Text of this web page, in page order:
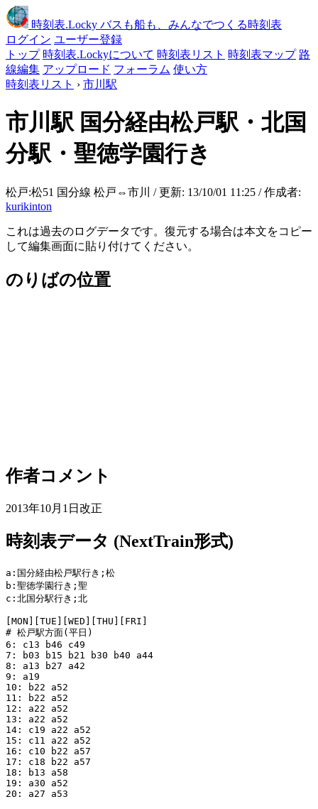
時刻表.Locky バスも船も、みんなでつくる時刻表
ログイン ユーザー登録
トップ 時刻表.Lockyについて 時刻表リスト 時刻表マップ 路
線編集 アップロード フォーラム 使い方
時刻表リスト › 市川駅
市川駅 国分経由松戸駅・北国
分駅・聖徳学園行き
松戸:松51 国分線 松戸⇔市川 / 更新: 13/10/01 11:25 / 作成者:
kurikinton
これは過去のログデータです。復元する場合は本文をコピー
して編集画面に貼り付けてください。
のりばの位置
作者コメント
2013年10月1日改正
時刻表データ (NextTrain形式)
a:国分経由松戸駅行き;松
b:聖徳学園行き;聖
c:北国分駅行き;北
[MON][TUE][WED][THU][FRI]
# 松戸駅方面(平日)
6: c13 b46 c49
7: b03 b15 b21 b30 b40 a44
8: a13 b27 a42
9: a19
10: b22 a52
11: b22 a52
12: a22 a52
13: a22 a52
14: c19 a22 a52
15: c11 a22 a52
16: c10 b22 a57
17: c18 b22 a57
18: b13 a58
19: a30 a52
20: a27 a53